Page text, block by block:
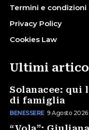
Termini e condizioni
Privacy Policy
Cookies Law
Ultimi
Solanacee: qui
di famiglia
BENESSERE 9 Agosto 2026